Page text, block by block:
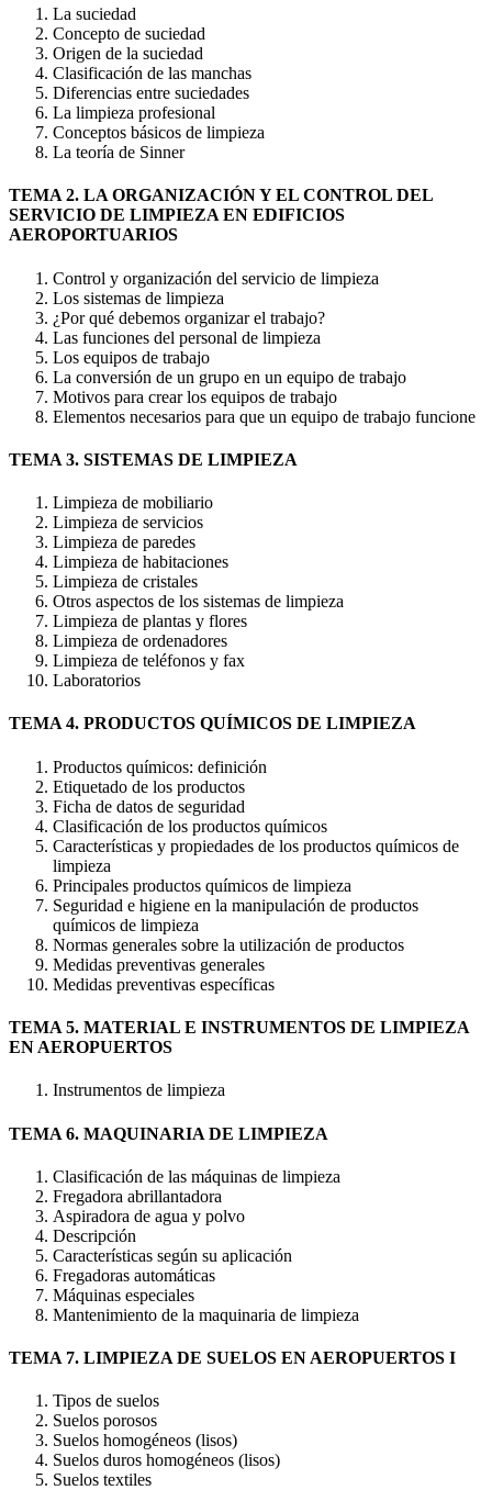
La suciedad
Concepto de suciedad
Origen de la suciedad
Clasificación de las manchas
Diferencias entre suciedades
La limpieza profesional
Conceptos básicos de limpieza
La teoría de Sinner
TEMA 2. LA ORGANIZACIÓN Y EL CONTROL DEL
SERVICIO DE LIMPIEZA EN EDIFICIOS
AEROPORTUARIOS
Control y organización del servicio de limpieza
Los sistemas de limpieza
¿Por qué debemos organizar el trabajo?
Las funciones del personal de limpieza
Los equipos de trabajo
La conversión de un grupo en un equipo de trabajo
Motivos para crear los equipos de trabajo
Elementos necesarios para que un equipo de trabajo funcione
TEMA 3. SISTEMAS DE LIMPIEZA
Limpieza de mobiliario
Limpieza de servicios
Limpieza de paredes
Limpieza de habitaciones
Limpieza de cristales
Otros aspectos de los sistemas de limpieza
Limpieza de plantas y flores
Limpieza de ordenadores
Limpieza de teléfonos y fax
Laboratorios
TEMA 4. PRODUCTOS QUÍMICOS DE LIMPIEZA
Productos químicos: definición
Etiquetado de los productos
Ficha de datos de seguridad
Clasificación de los productos químicos
Características y propiedades de los productos químicos de
limpieza
Principales productos químicos de limpieza
Seguridad e higiene en la manipulación de productos
químicos de limpieza
Normas generales sobre la utilización de productos
Medidas preventivas generales
Medidas preventivas específicas
TEMA 5. MATERIAL E INSTRUMENTOS DE LIMPIEZA
EN AEROPUERTOS
Instrumentos de limpieza
TEMA 6. MAQUINARIA DE LIMPIEZA
Clasificación de las máquinas de limpieza
Fregadora abrillantadora
Aspiradora de agua y polvo
Descripción
Características según su aplicación
Fregadoras automáticas
Máquinas especiales
Mantenimiento de la maquinaria de limpieza
TEMA 7. LIMPIEZA DE SUELOS EN AEROPUERTOS I
Tipos de suelos
Suelos porosos
Suelos homogéneos (lisos)
Suelos duros homogéneos (lisos)
Suelos textiles